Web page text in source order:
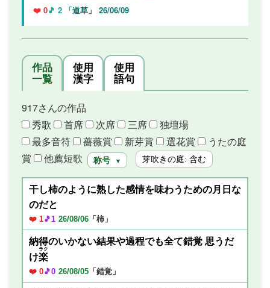
❤️ 0🎵 2 「道草」 26/06/09
作品
一覧
使用
漢字
使用
語句
917さんの作品
秀歌
首席 次席 三席
独壇場
最多音符
薔薇賞 新芽賞 選花賞
うたの庭
賞
他薦短歌 称号 ▼ 芽吹きの庭: 含む
干し柿のように熟した感情を味わうための月日な
のだと
❤️ 1🎵1 26/08/06 「柿」
納得のいかない結果や過程でも全て錯覚 思うだ
け楽
ラク
❤️ 0🎵0 26/08/05 「錯覚」